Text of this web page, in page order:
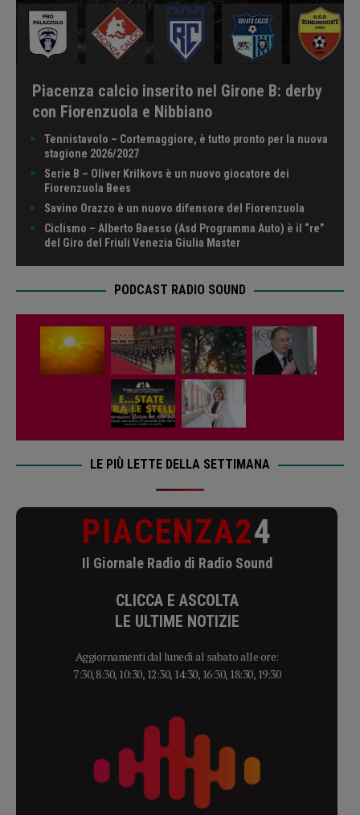
Piacenza calcio inserito nel Girone B: derby
con Fiorenzuola e Nibbiano
Tennistavolo – Cortemaggiore, è tutto pronto per la nuova
stagione 2026/2027
Serie B – Oliver Krilkovs è un nuovo giocatore dei
Fiorenzuola Bees
Savino Orazzo è un nuovo difensore del Fiorenzuola
Ciclismo – Alberto Baesso (Asd Programma Auto) è il “re”
del Giro del Friuli Venezia Giulia Master
PODCAST RADIO SOUND
LE PIÙ LETTE DELLA SETTIMANA
PIACENZA24
Il Giornale Radio di Radio Sound
CLICCA E ASCOLTA
LE ULTIME NOTIZIE
Aggiornamenti dal lunedì al sabato alle ore:
7:30, 8:30, 10:30, 12:30, 14:30, 16:30, 18:30, 19:30